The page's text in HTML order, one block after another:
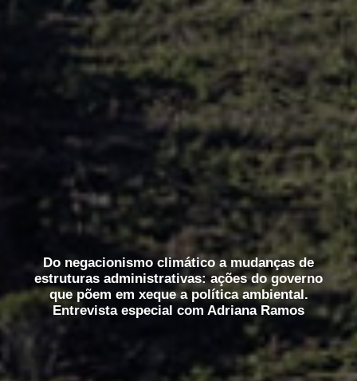
Do negacionismo climático a mudanças de
estruturas administrativas: ações do governo
que põem em xeque a política ambiental.
Entrevista especial com Adriana Ramos